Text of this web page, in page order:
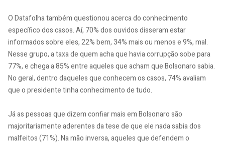
O Datafolha também questionou acerca do conhecimento
específico dos casos. Aí, 70% dos ouvidos disseram estar
informados sobre eles, 22% bem, 34% mais ou menos e 9%, mal.
Nesse grupo, a taxa de quem acha que havia corrupção sobe para
77%, e chega a 85% entre aqueles que acham que Bolsonaro sabia.
No geral, dentro daqueles que conhecem os casos, 74% avaliam
que o presidente tinha conhecimento de tudo.
Já as pessoas que dizem confiar mais em Bolsonaro são
majoritariamente aderentes da tese de que ele nada sabia dos
malfeitos (71%). Na mão inversa, aqueles que defendem o